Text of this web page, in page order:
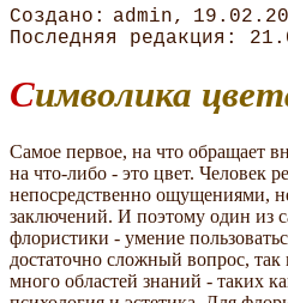
admin
Символика
Самое первое, на что обращает
на что-либо - это цвет. Человек
непосредственно ощущениями,
заключений. И поэтому один из
флористики - умение
достаточно сложный вопрос, так
много областей знаний - таких